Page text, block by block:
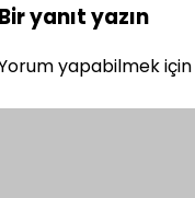
yanıt yazın
yapabilmek için